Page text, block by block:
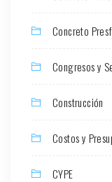
Concreto
Congresos y
Construcción
Costos y
CYPE